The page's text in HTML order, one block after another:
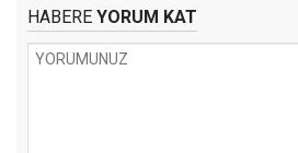
HABERE YORUM KAT